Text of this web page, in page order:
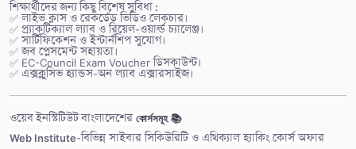
শিক্ষার্থীদের জন্য কিছু বিশেষ সুবিধা :
✅ লাইভ ক্লাস ও রেকর্ডেড ভিডিও লেকচার।
✅ প্র্যাকটিক্যাল ল্যাব ও রিয়েল-ওয়ার্ল্ড চ্যালেঞ্জ।
✅ সার্টিফিকেশন ও ইন্টার্নশিপ সুযোগ।
✅ জব প্লেসমেন্ট সহায়তা।
✅ EC-Council Exam Voucher ডিসকাউন্ট।
✅ এক্সক্লুসিভ হ্যান্ডস-অন ল্যাব এক্সারসাইজ।
ওয়েব ইনস্টিটিউট বাংলাদেশের কোর্সসমূহ 📚
Web Institute-বিভিন্ন সাইবার সিকিউরিটি ও এথিক্যাল হ্যাকিং কোর্স অফার